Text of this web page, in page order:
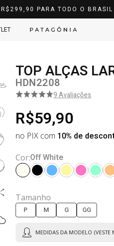
PARA TODO O BRASIL
TOP ALÇAS
HDN2208
9 Avaliações
R$59,90
no PIX com 10% de
Cor:Off White
Tamanho
P M G GG
MEDIDAS DA MODELO (VESTE